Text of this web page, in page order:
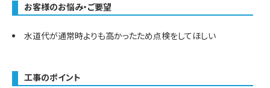
お客様のお悩み・ご要望
水道代が通常時よりも高かったため点検をしてほしい
工事のポイント